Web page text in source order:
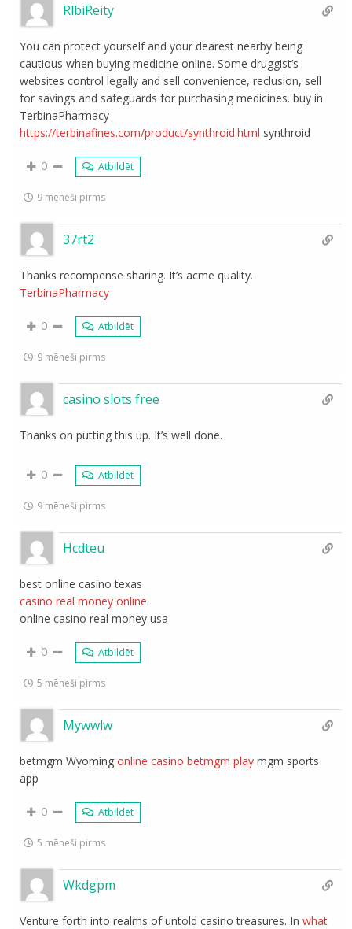
RlbiReity
You can protect yourself and your dearest nearby being
cautious when buying medicine online. Some druggist’s
websites control legally and sell convenience, reclusion, sell
for savings and safeguards for purchasing medicines. buy in
TerbinaPharmacy
https://terbinafines.com/product/synthroid.html synthroid
0 Atbildēt
9 mēneši pirms
37rt2
Thanks recompense sharing. It’s acme quality.
TerbinaPharmacy
0 Atbildēt
9 mēneši pirms
casino slots free
Thanks on putting this up. It’s well done.
0 Atbildēt
9 mēneši pirms
Hcdteu
best online casino texas
casino real money online
online casino real money usa
0 Atbildēt
5 mēneši pirms
Mywwlw
betmgm Wyomingonline casino betmgm play mgm sports
app
0 Atbildēt
5 mēneši pirms
Wkdgpm
Venture forth into realms of untold casino treasures. Inwhat